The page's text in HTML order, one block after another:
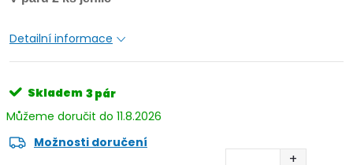
Detailní informace
Skladem 3 pár
11.8.2026
Možnosti doručení